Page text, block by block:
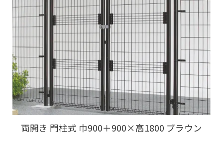
両開き 門柱式 巾900＋900×高1800 ブラウン